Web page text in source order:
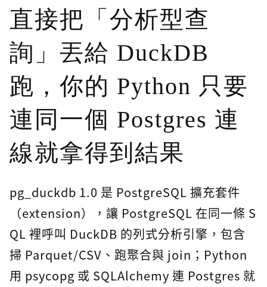
直接把「分析型查
詢」丟給 DuckDB
跑，你的 Python 只要
連同一個 Postgres 連
線就拿得到結果
pg_duckdb 1.0 是 PostgreSQL 擴充套件
（extension），讓 PostgreSQL 在同一條 S
QL 裡呼叫 DuckDB 的列式分析引擎，包含
掃 Parquet/CSV、跑聚合與 join；Python
用 psycopg 或 SQLAlchemy 連 Postgres 就